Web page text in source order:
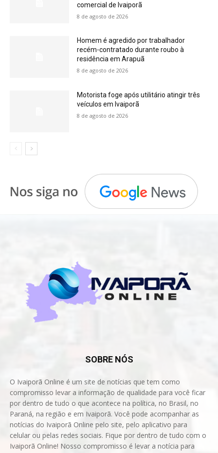
comercial de Ivaiporã
8 de agosto de 2026
Homem é agredido por trabalhador
recém-contratado durante roubo à
residência em Arapuã
8 de agosto de 2026
Motorista foge após utilitário atingir três
veículos em Ivaiporã
8 de agosto de 2026
SOBRE NÓS
O Ivaiporã Online é um site de notícias que tem como
compromisso levar a informação de qualidade para você ficar
por dentro de tudo o que acontece na política, no Brasil, no
Paraná, na região e em Ivaiporã. Você pode acompanhar as
notícias do Ivaiporã Online pelo site, pelo aplicativo para
celular ou pelas redes sociais. Fique por dentro de tudo com o
Ivaiporã Online! Nosso compromisso é levar a notícia para